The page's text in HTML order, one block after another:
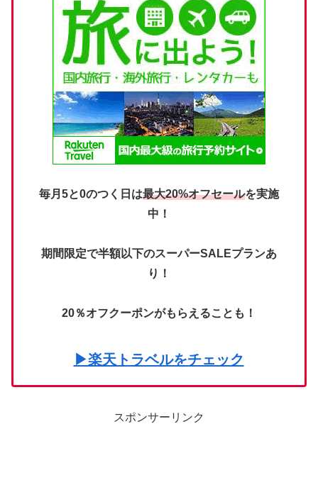
毎月5と0のつく日は最大20%オフセールを実施
中！
期間限定で半額以下のスーパーSALEプランあ
り！
20％オフクーポンがもらえることも！
▶楽天トラベルをチェック
スポンサーリンク